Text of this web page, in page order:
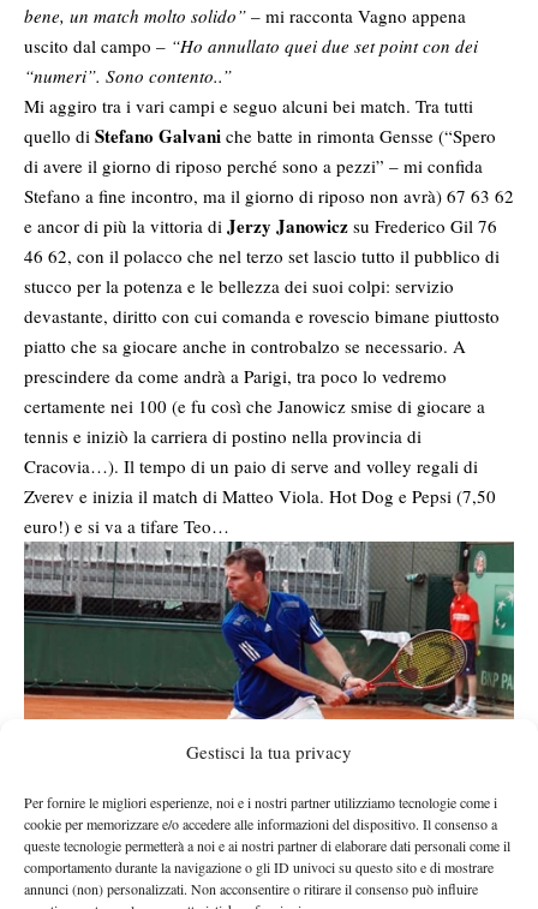
Gestisci la tua privacy
Per fornire le migliori esperienze, noi e i nostri partner utilizziamo tecnologie come i
cookie per memorizzare e/o accedere alle informazioni del dispositivo. Il consenso a
queste tecnologie permetterà a noi e ai nostri partner di elaborare dati personali come il
comportamento durante la navigazione o gli ID univoci su questo sito e di mostrare
annunci (non) personalizzati. Non acconsentire o ritirare il consenso può influire
bene, un match molto solido” – mi racconta Vagno appena
uscito dal campo – “Ho annullato quei due set point con dei
“numeri”. Sono contento..”
Mi aggiro tra i vari campi e seguo alcuni bei match. Tra tutti
quello di Stefano Galvani che batte in rimonta Gensse (“Spero
di avere il giorno di riposo perché sono a pezzi” – mi confida
Stefano a fine incontro, ma il giorno di riposo non avrà) 67 63 62
e ancor di più la vittoria di Jerzy Janowicz su Frederico Gil 76
46 62, con il polacco che nel terzo set lascio tutto il pubblico di
stucco per la potenza e le bellezza dei suoi colpi: servizio
devastante, diritto con cui comanda e rovescio bimane piuttosto
piatto che sa giocare anche in controbalzo se necessario. A
prescindere da come andrà a Parigi, tra poco lo vedremo
certamente nei 100 (e fu così che Janowicz smise di giocare a
tennis e iniziò la carriera di postino nella provincia di
Cracovia…). Il tempo di un paio di serve and volley regali di
Zverev e inizia il match di Matteo Viola. Hot Dog e Pepsi (7,50
euro!) e si va a tifare Teo…
(Stefano Galvani – Foto Nizegorodcew)
Teo gioca un match totalmente folle. Vedo il primo set insieme a